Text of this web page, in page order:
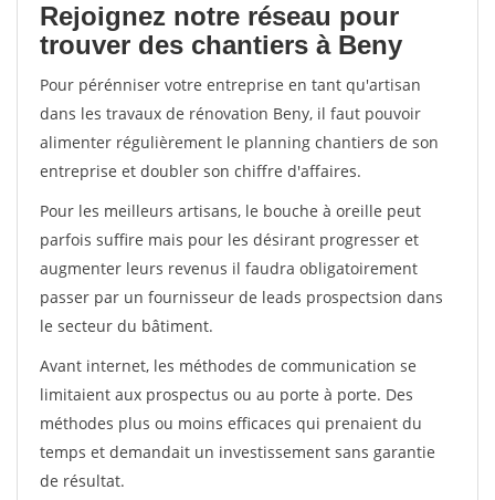
Rejoignez notre réseau pour
trouver des chantiers à Beny
Pour pérénniser votre entreprise en tant qu'artisan
dans les travaux de rénovation Beny, il faut pouvoir
alimenter régulièrement le planning chantiers de son
entreprise et doubler son chiffre d'affaires.
Pour les meilleurs artisans, le bouche à oreille peut
parfois suffire mais pour les désirant progresser et
augmenter leurs revenus il faudra obligatoirement
passer par un fournisseur de leads prospectsion dans
le secteur du bâtiment.
Avant internet, les méthodes de communication se
limitaient aux prospectus ou au porte à porte. Des
méthodes plus ou moins efficaces qui prenaient du
temps et demandait un investissement sans garantie
de résultat.